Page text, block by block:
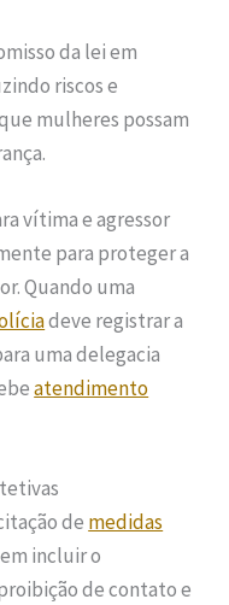
da lei em
riscos e
mulheres possam
vítima e agressor
para proteger a
Quando uma
deve registrar a
uma delegacia
atendimento
de medidas
incluir o
de contato e